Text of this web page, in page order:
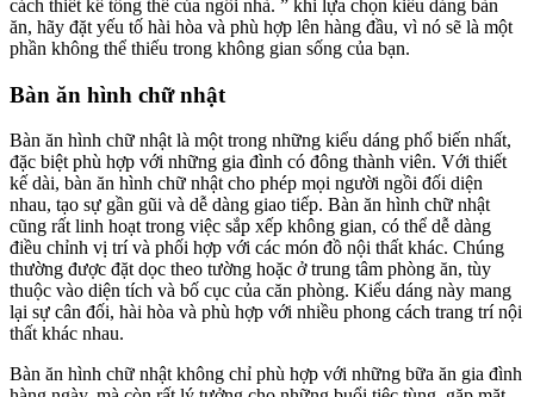
cách thiết kế tổng thể của ngôi nhà. ” khi lựa chọn kiểu dáng bàn
ăn, hãy đặt yếu tố hài hòa và phù hợp lên hàng đầu, vì nó sẽ là một
phần không thể thiếu trong không gian sống của bạn.
Bàn ăn hình chữ nhật
Bàn ăn hình chữ nhật là một trong những kiểu dáng phổ biến nhất,
đặc biệt phù hợp với những gia đình có đông thành viên. Với thiết
kế dài, bàn ăn hình chữ nhật cho phép mọi người ngồi đối diện
nhau, tạo sự gần gũi và dễ dàng giao tiếp. Bàn ăn hình chữ nhật
cũng rất linh hoạt trong việc sắp xếp không gian, có thể dễ dàng
điều chỉnh vị trí và phối hợp với các món đồ nội thất khác. Chúng
thường được đặt dọc theo tường hoặc ở trung tâm phòng ăn, tùy
thuộc vào diện tích và bố cục của căn phòng. Kiểu dáng này mang
lại sự cân đối, hài hòa và phù hợp với nhiều phong cách trang trí nội
thất khác nhau.
Bàn ăn hình chữ nhật không chỉ phù hợp với những bữa ăn gia đình